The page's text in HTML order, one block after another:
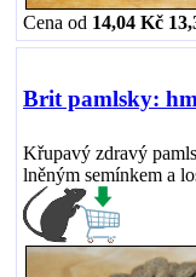
Cena od 14,04 Kč
Brit pamlsky:
Křupavý zdravý
lněným semínkem a